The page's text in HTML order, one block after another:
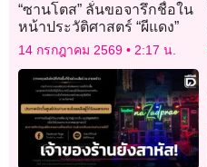
“ซานโตส” ลั่นขอจารึกชื่อใน
หน้าประวัติศาสตร์ “ผีแดง”
14 กรกฎาคม 2569 2:17 น.